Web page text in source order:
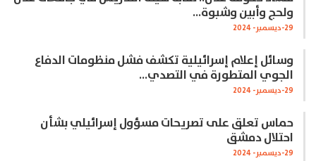
ولحج وأبين وشبوة…
29-ديسمبر- 2024
وسائل إعلام إسرائيلية تكشف فشل منظومات الدفاع
الجوي المتطورة في التصدي…
29-ديسمبر- 2024
حماس تعلق على تصريحات مسؤول إسرائيلي بشأن
احتلال دمشق
29-ديسمبر- 2024